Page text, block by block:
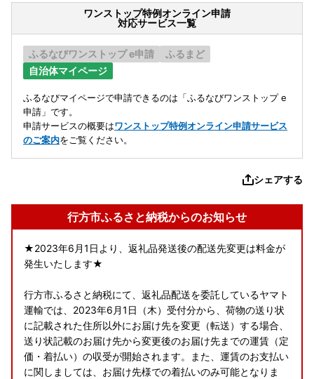
ワンストップ特例オンライン申請
対応サービス一覧
ふるなびワンストップ e申請
ふるまど
自治体マイページ
ふるなびマイページで申請できるのは「ふるなびワンストップ e
申請」です。
申請サービスの概要はワンストップ特例オンライン申請サービス
のご案内をご覧ください。
シェアする
行方市ふるさと納税からのお知らせ
★2023年6月1日より、返礼品発送後の配送先変更は料金が
発生いたします★
行方市ふるさと納税にて、返礼品配送を委託しているヤマト
運輸では、2023年6月1日（木）受付分から、荷物の送り状
に記載された住所以外にお届け先を変更（転送）する場合、
送り状記載のお届け先から変更後のお届け先までの運賃（定
価・着払い）の収受が開始されます。また、運賃のお支払い
に関しましては、お届け先様での着払いのみ可能となりま